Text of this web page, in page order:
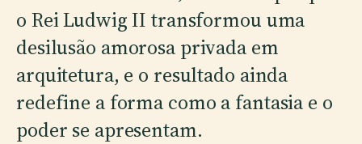
o Rei Ludwig II transformou uma
desilusão amorosa privada em
arquitetura, e o resultado ainda
redefine a forma como a fantasia e o
poder se apresentam.